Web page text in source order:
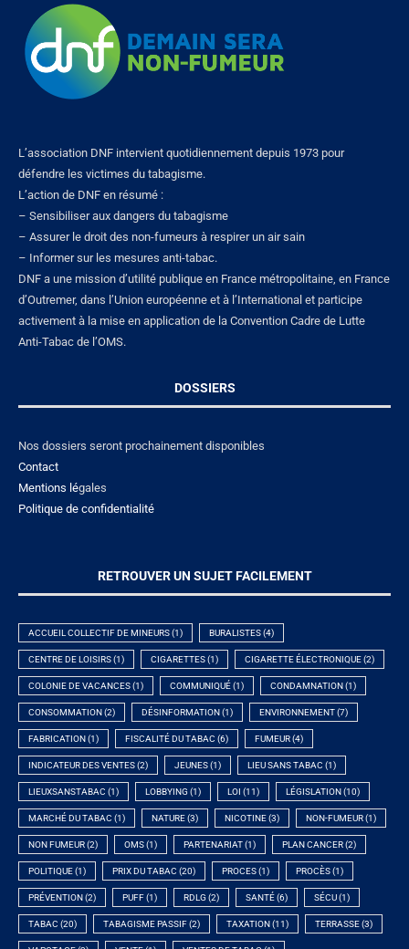
L’association DNF intervient quotidiennement depuis 1973 pour
défendre les victimes du tabagisme.
L’action de DNF en résumé :
– Sensibiliser aux dangers du tabagisme
– Assurer le droit des non-fumeurs à respirer un air sain
– Informer sur les mesures anti-tabac.
DNF a une mission d’utilité publique en France métropolitaine, en France
d’Outremer, dans l’Union européenne et à l’International et participe
activement à la mise en application de la Convention Cadre de Lutte
Anti-Tabac de l’OMS.
DOSSIERS
Nos dossiers seront prochainement disponibles
Contact
Mentions légales
Politique de confidentialité
RETROUVER UN SUJET FACILEMENT
ACCUEIL COLLECTIF DE MINEURS(1) BURALISTES(4)
CENTRE DE LOISIRS(1) CIGARETTES(1) CIGARETTE ÉLECTRONIQUE(2)
COLONIE DE VACANCES(1) COMMUNIQUÉ(1) CONDAMNATION (1)
CONSOMMATION (2) DÉSINFORMATION (1) ENVIRONNEMENT(7)
FABRICATION (1) FISCALITÉ DU TABAC (6) FUMEUR(4)
INDICATEUR DES VENTES(2) JEUNES(1) LIEU SANS TABAC (1)
LIEUXSANSTABAC (1) LOBBYING (1) LOI (11) LÉGISLATION (10)
MARCHÉ DU TABAC (1) NATURE(3) NICOTINE(3) NON-FUMEUR(1)
NON FUMEUR(2) OMS(1) PARTENARIAT(1) PLAN CANCER(2)
POLITIQUE(1) PRIX DU TABAC (20) PROCES(1) PROCÈS(1)
PRÉVENTION (2) PUFF(1) RDLG (2) SANTÉ(6) SÉCU(1)
TABAC (20) TABAGISME PASSIF(2) TAXATION (11) TERRASSE(3)